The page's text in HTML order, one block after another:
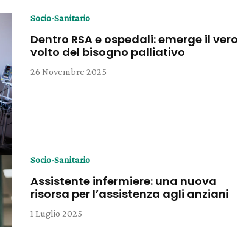
Socio-Sanitario
Dentro RSA e ospedali: emerge il vero
volto del bisogno palliativo
26 Novembre 2025
Socio-Sanitario
Assistente infermiere: una nuova
risorsa per l’assistenza agli anziani
1 Luglio 2025